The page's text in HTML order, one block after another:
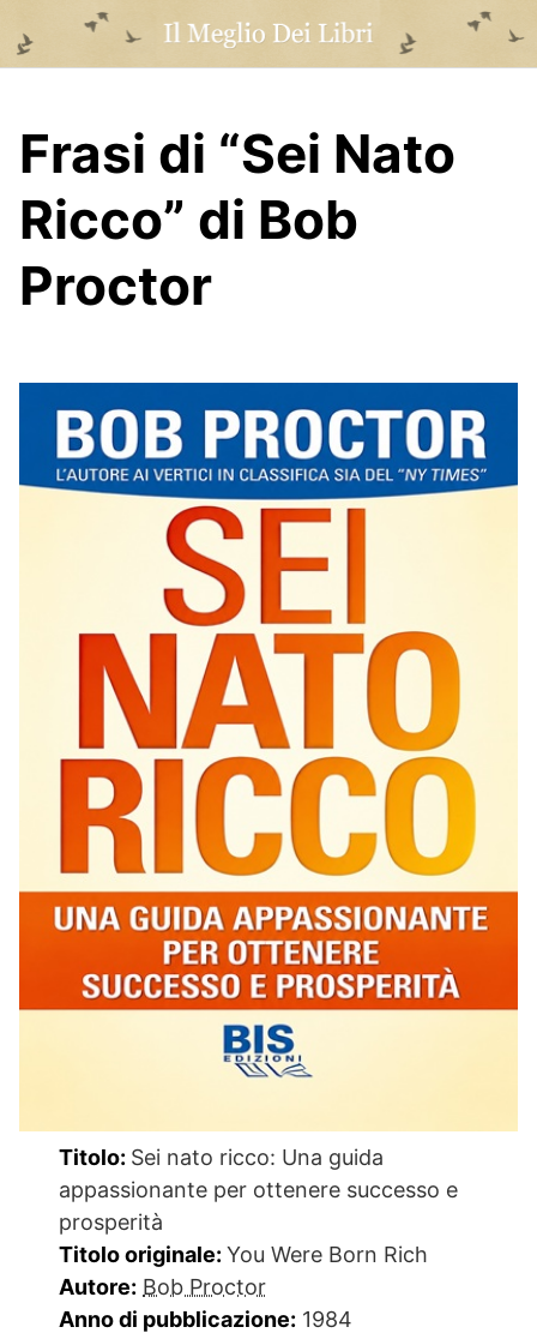
content
Frasi di “Sei Nato
Ricco” di Bob
Proctor
Titolo: Sei nato ricco: Una guida
appassionante per ottenere successo e
prosperità
Titolo originale:You Were Born Rich
Autore: Bob Proctor
Anno di pubblicazione: 1984